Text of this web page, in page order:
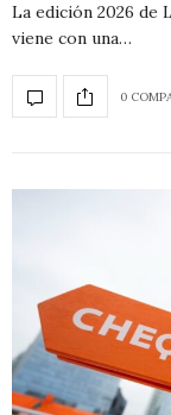
La edición 2026 de
viene con una…
0